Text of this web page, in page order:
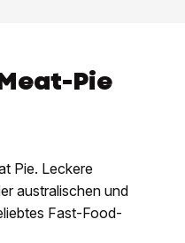
Pie
Pie. Leckere
australischen und
Fast-Food-